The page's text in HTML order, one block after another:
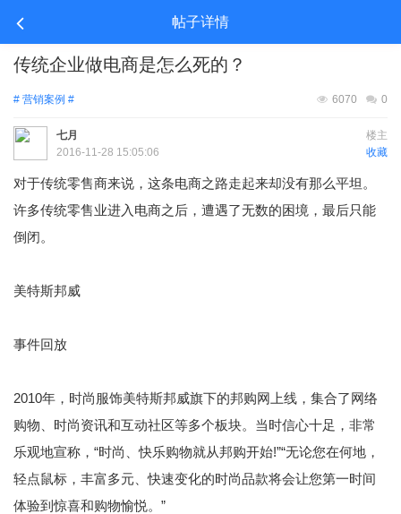
帖子详情
传统企业做电商是怎么死的？
# 营销案例 # 0
6070
楼主
七月
收藏
2016-11-28 15:05:06
对于传统零售商来说，这条电商之路走起来却没有那么平坦。
许多传统零售业进入电商之后，遭遇了无数的困境，最后只能
倒闭。
美特斯邦威
事件回放
2010年，时尚服饰美特斯邦威旗下的邦购网上线，集合了网络
购物、时尚资讯和互动社区等多个板块。当时信心十足，非常
乐观地宣称，“时尚、快乐购物就从邦购开始!”“无论您在何地，
轻点鼠标，丰富多元、快速变化的时尚品款将会让您第一时间
体验到惊喜和购物愉悦。”